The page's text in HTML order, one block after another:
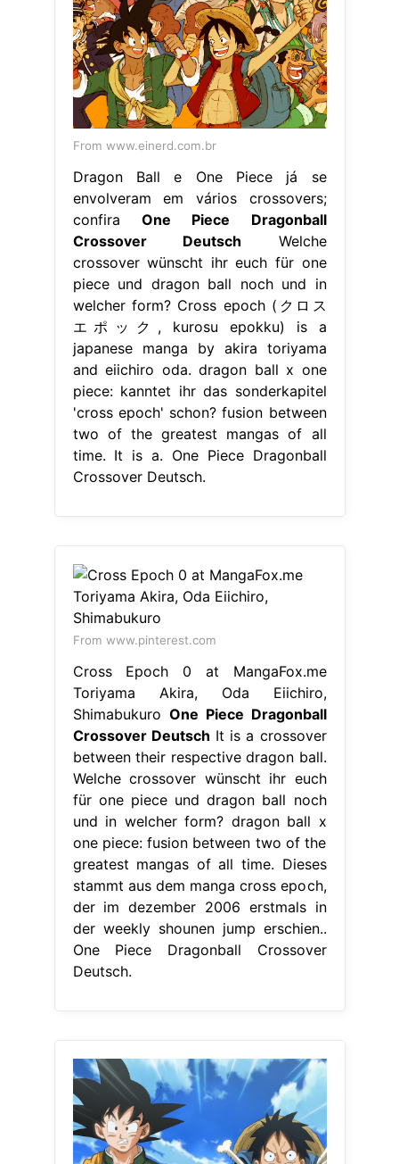
From www.einerd.com.br
Dragon Ball e One Piece já se
envolveram em vários crossovers;
confira One Piece Dragonball
Crossover Deutsch Welche
crossover wünscht ihr euch für one
piece und dragon ball noch und in
welcher form? Cross epoch (クロス
エポック, kurosu epokku) is a
japanese manga by akira toriyama
and eiichiro oda. dragon ball x one
piece: kanntet ihr das sonderkapitel
'cross epoch' schon? fusion between
two of the greatest mangas of all
time. It is a. One Piece Dragonball
Crossover Deutsch.
From www.pinterest.com
Cross Epoch 0 at MangaFox.me
Toriyama Akira, Oda Eiichiro,
Shimabukuro One Piece Dragonball
Crossover Deutsch It is a crossover
between their respective dragon ball.
Welche crossover wünscht ihr euch
für one piece und dragon ball noch
und in welcher form? dragon ball x
one piece: fusion between two of the
greatest mangas of all time. Dieses
stammt aus dem manga cross epoch,
der im dezember 2006 erstmals in
der weekly shounen jump erschien..
One Piece Dragonball Crossover
Deutsch.